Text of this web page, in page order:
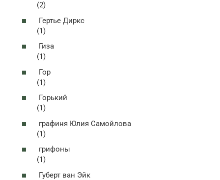
(2)
Гертье Диркс
(1)
Гиза
(1)
Гор
(1)
Горький
(1)
графиня Юлия Самойлова
(1)
грифоны
(1)
Губерт ван Эйк